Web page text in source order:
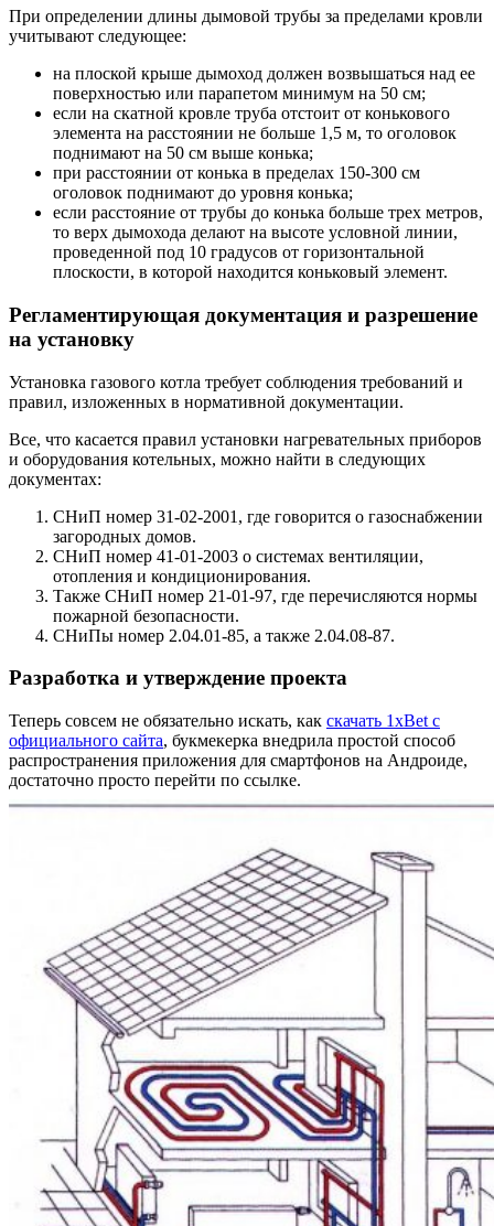
При определении длины дымовой трубы за пределами кровли
учитывают следующее:
на плоской крыше дымоход должен возвышаться над ее
поверхностью или парапетом минимум на 50 см;
если на скатной кровле труба отстоит от конькового
элемента на расстоянии не больше 1,5 м, то оголовок
поднимают на 50 см выше конька;
при расстоянии от конька в пределах 150-300 см
оголовок поднимают до уровня конька;
если расстояние от трубы до конька больше трех метров,
то верх дымохода делают на высоте условной линии,
проведенной под 10 градусов от горизонтальной
плоскости, в которой находится коньковый элемент.
Регламентирующая документация и разрешение
на установку
Установка газового котла требует соблюдения требований и
правил, изложенных в нормативной документации.
Все, что касается правил установки нагревательных приборов
и оборудования котельных, можно найти в следующих
документах:
СНиП номер 31-02-2001, где говорится о газоснабжении
загородных домов.
СНиП номер 41-01-2003 о системах вентиляции,
отопления и кондиционирования.
Также СНиП номер 21-01-97, где перечисляются нормы
пожарной безопасности.
СНиПы номер 2.04.01-85, а также 2.04.08-87.
Разработка и утверждение проекта
Теперь совсем не обязательно искать, как скачать 1xBet с
официального сайта, букмекерка внедрила простой способ
распространения приложения для смартфонов на Андроиде,
достаточно просто перейти по ссылке.